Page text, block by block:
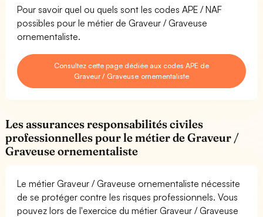
Pour savoir quel ou quels sont les codes APE / NAF
possibles pour le métier de Graveur / Graveuse
ornementaliste.
Consultez cette page dédiée aux codes APE de
Graveur / Graveuse ornementaliste
Les assurances responsabilités civiles
professionnelles pour le métier de Graveur /
Graveuse ornementaliste
Le métier Graveur / Graveuse ornementaliste nécessite
de se protéger contre les risques professionnels. Vous
pouvez lors de l'exercice du métier Graveur / Graveuse